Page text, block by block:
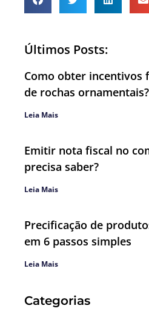
Últimos Posts:
Como obter incentivos
de rochas ornamentais?
Leia Mais
Emitir nota fiscal no
precisa saber?
Leia Mais
Precificação de
em 6 passos simples
Leia Mais
Categorias